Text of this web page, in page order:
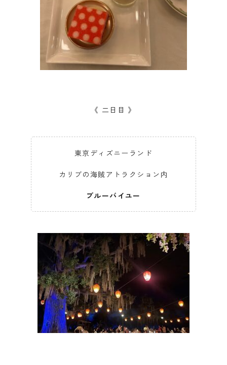
《 二日目 》
東京ディズニーランド
カリブの海賊アトラクション内
ブルーバイユー